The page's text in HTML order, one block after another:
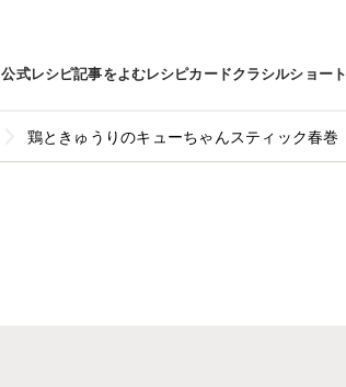
公式レシピ記事をよむレシピカードクラシルショート
鶏ときゅうりのキューちゃんスティック春巻